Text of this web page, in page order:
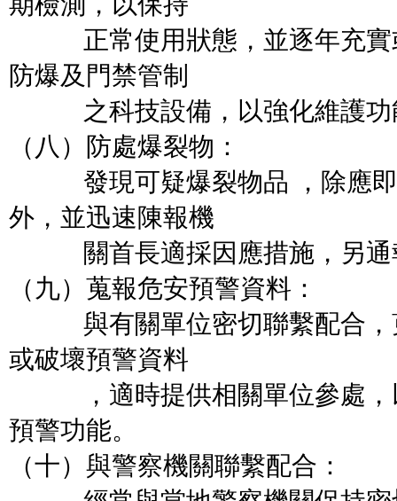
正常使用狀態，並逐年充實
防爆及門禁管制
之科技設備，以強化維護功
（八）防處爆裂物：
發現可疑爆裂物品 ，除應即
外，並迅速陳報機
關首長適採因應措施，另通
（九）蒐報危安預警資料：
與有關單位密切聯繫配合，
或破壞預警資料
，適時提供相關單位參處，
預警功能。
（十）與警察機關聯繫配合：